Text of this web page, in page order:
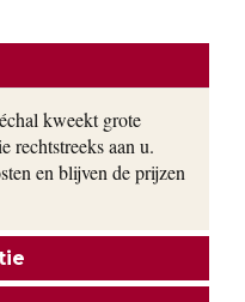
kweekt grote
rechtstreeks aan u.
en blijven de prijzen